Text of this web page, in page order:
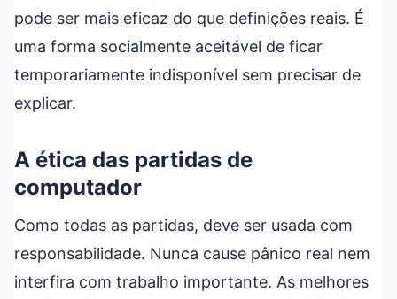
pode ser mais eficaz do que definições reais. É
uma forma socialmente aceitável de ficar
temporariamente indisponível sem precisar de
explicar.
A ética das partidas de
computador
Como todas as partidas, deve ser usada com
responsabilidade. Nunca cause pânico real nem
interfira com trabalho importante. As melhores